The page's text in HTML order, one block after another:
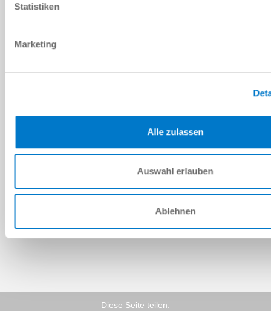
Statistiken
Marketing
Alle zulassen
Auswahl erlauben
Ablehnen
Diese Seite teilen: